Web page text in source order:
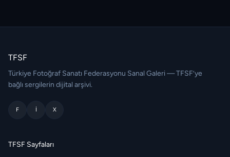
TFSF
Türkiye Fotoğraf Sanatı Federasyonu Sanal Galeri — TFSF’ye
bağlı sergilerin dijital arşivi.
F I X
TFSF Sayfaları